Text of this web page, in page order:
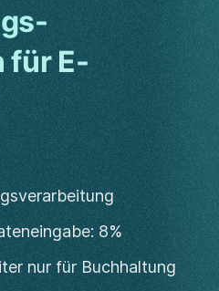
für E-
8%
nur für Buchhaltung